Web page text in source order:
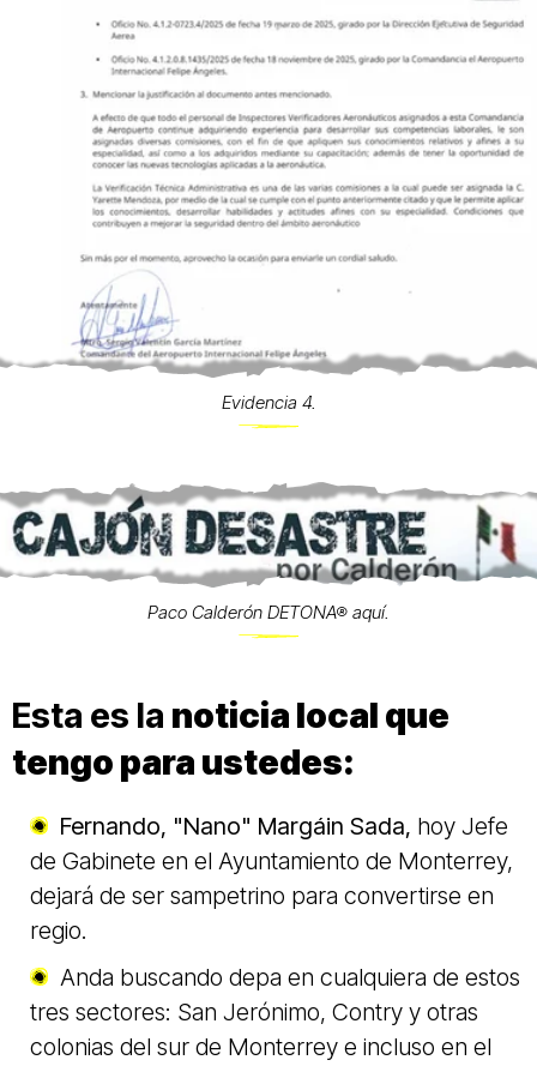
Evidencia 4.
Paco Calderón DETONA® aquí.
Esta es la noticia local que
tengo para ustedes:
Fernando, "Nano" Margáin Sada, hoy Jefe
de Gabinete en el Ayuntamiento de Monterrey,
dejará de ser sampetrino para convertirse en
regio.
Anda buscando depa en cualquiera de estos
tres sectores: San Jerónimo, Contry y otras
colonias del sur de Monterrey e incluso en el